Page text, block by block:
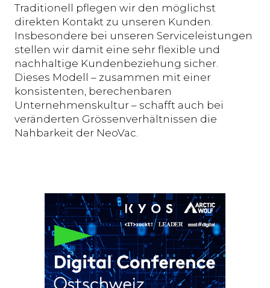
Traditionell pflegen wir den möglichst
direkten Kontakt zu unseren Kunden.
Insbesondere bei unseren Serviceleistungen
stellen wir damit eine sehr flexible und
nachhaltige Kundenbeziehung sicher.
Dieses Modell – zusammen mit einer
konsistenten, berechenbaren
Unternehmenskultur – schafft auch bei
veränderten Grössenverhältnissen die
Nahbarkeit der NeoVac.